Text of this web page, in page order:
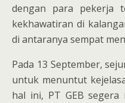
dengan para pekerja
kekhawatiran di
di antaranya sempat
Pada 13 September,
untuk menuntut
hal ini, PT GEB segera